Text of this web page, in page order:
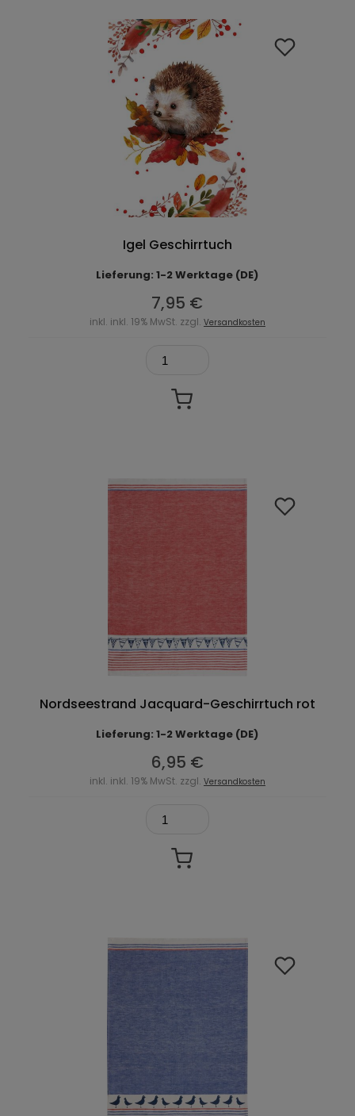
Igel Geschirrtuch
Lieferung: 1-2 Werktage (DE)
7,95 €
inkl. inkl. 19% MwSt. zzgl. Versandkosten
Nordseestrand Jacquard-Geschirrtuch rot
Lieferung: 1-2 Werktage (DE)
6,95 €
inkl. inkl. 19% MwSt. zzgl. Versandkosten